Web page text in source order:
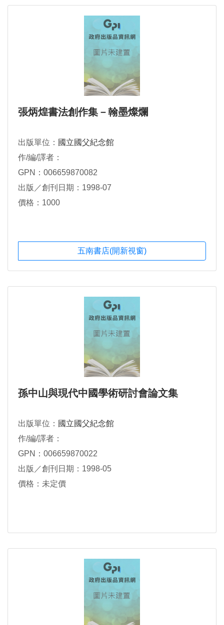
張炳煌書法創作集－翰墨燦爛
出版單位： 國立國父紀念館
作/編/譯者：
GPN：006659870082
出版／創刊日期：1998-07
價格：1000
五南書店(開新視窗)
孫中山與現代中國學術研討會論文集
出版單位： 國立國父紀念館
作/編/譯者：
GPN：006659870022
出版／創刊日期：1998-05
價格：未定價